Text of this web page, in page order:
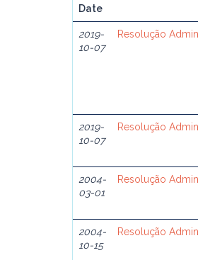
Date
2019-
10-07
Resolução
2019-
10-07
Resolução
2004-
03-01
Resolução
2004-
10-15
Resolução